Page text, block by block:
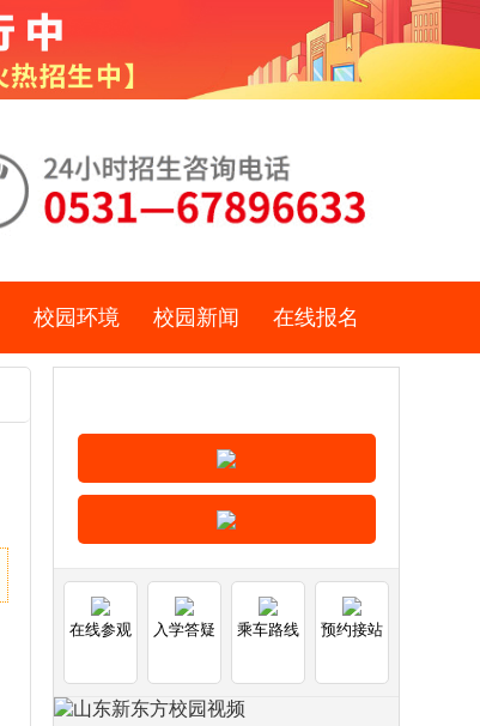
校园环境 校园新闻 在线报名
在线参观 入学答疑 乘车路线 预约接站